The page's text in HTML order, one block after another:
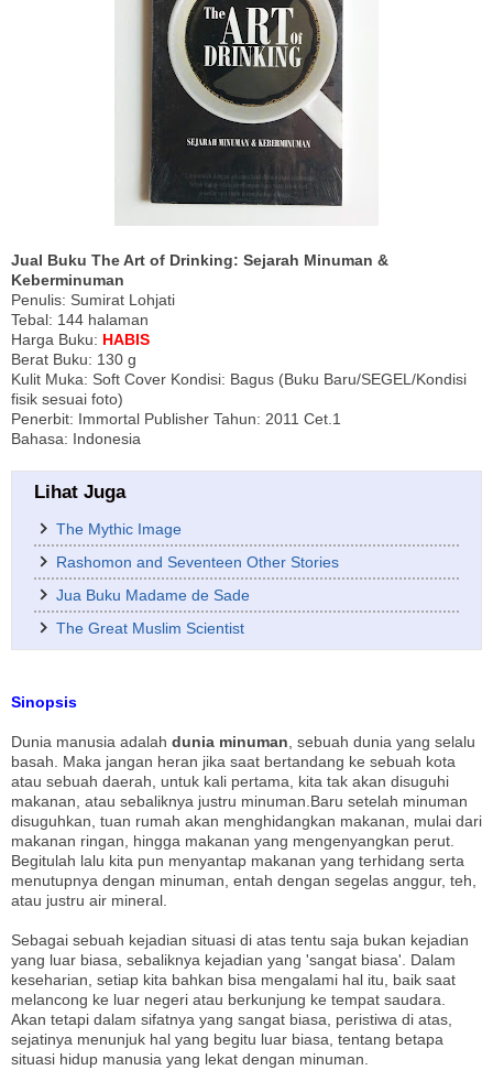
Jual Buku The Art of Drinking: Sejarah Minuman &
Keberminuman
Penulis: Sumirat Lohjati
Tebal: 144 halaman
Harga Buku: HABIS
Berat Buku: 130 g
Kulit Muka: Soft Cover Kondisi: Bagus (Buku Baru/SEGEL/Kondisi
fisik sesuai foto)
Penerbit: Immortal Publisher Tahun: 2011 Cet.1
Bahasa: Indonesia
Lihat Juga
The Mythic Image
Rashomon and Seventeen Other Stories
Jua Buku Madame de Sade
The Great Muslim Scientist
Sinopsis
Dunia manusia adalah dunia minuman , sebuah dunia yang selalu
basah. Maka jangan heran jika saat bertandang ke sebuah kota
atau sebuah daerah, untuk kali pertama, kita tak akan disuguhi
makanan, atau sebaliknya justru minuman.Baru setelah minuman
disuguhkan, tuan rumah akan menghidangkan makanan, mulai dari
makanan ringan, hingga makanan yang mengenyangkan perut.
Begitulah lalu kita pun menyantap makanan yang terhidang serta
menutupnya dengan minuman, entah dengan segelas anggur, teh,
atau justru air mineral.
Sebagai sebuah kejadian situasi di atas tentu saja bukan kejadian
yang luar biasa, sebaliknya kejadian yang 'sangat biasa'. Dalam
keseharian, setiap kita bahkan bisa mengalami hal itu, baik saat
melancong ke luar negeri atau berkunjung ke tempat saudara.
Akan tetapi dalam sifatnya yang sangat biasa, peristiwa di atas,
sejatinya menunjuk hal yang begitu luar biasa, tentang betapa
situasi hidup manusia yang lekat dengan minuman.